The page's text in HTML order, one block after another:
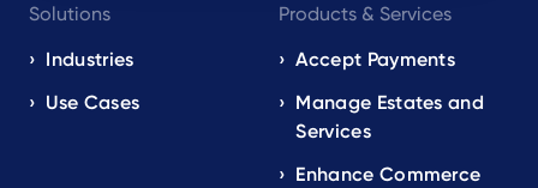
navigation
EN
Solutions
Industries
Use Cases
Products & Services
Accept Payments
Manage Estates and
Services
Enhance Commerce